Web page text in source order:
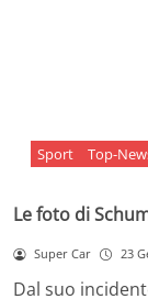
Sport Top-
Le foto di
Super Car 23
Dal suo